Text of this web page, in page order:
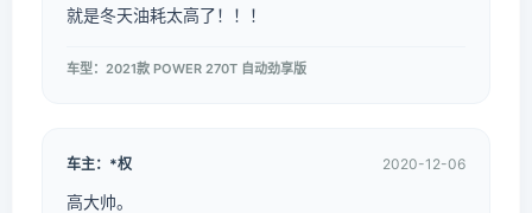
就是冬天油耗太高了！！！
车型：2021款 POWER 270T 自动劲享版
车主：*权 2020-12-06
高大帅。